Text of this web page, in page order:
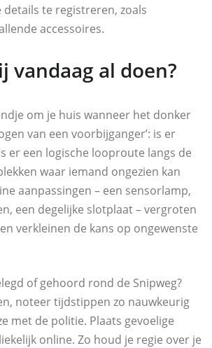
te registreren, zoals
accessoires.
vandaag al doen?
om je huis wanneer het donker
van een voorbijganger’: is er
er een logische looproute langs de
waar iemand ongezien kan
aanpassingen – een sensorlamp,
een degelijke slotplaat – vergroten
verkleinen de kans op ongewenste
of gehoord rond de Snipweg?
noteer tijdstippen zo nauwkeurig
met de politie. Plaats gevoelige
online. Zo houd je regie over je